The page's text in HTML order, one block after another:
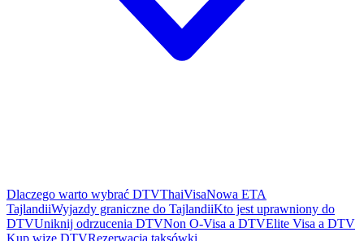
Dlaczego warto wybrać DTVThaiVisaNowa ETA
TajlandiiWyjazdy graniczne do TajlandiiKto jest uprawniony do
DTVUniknij odrzucenia DTVNon O-Visa a DTVElite Visa a DTV
Kup wizę DTVRezerwacja taksówki